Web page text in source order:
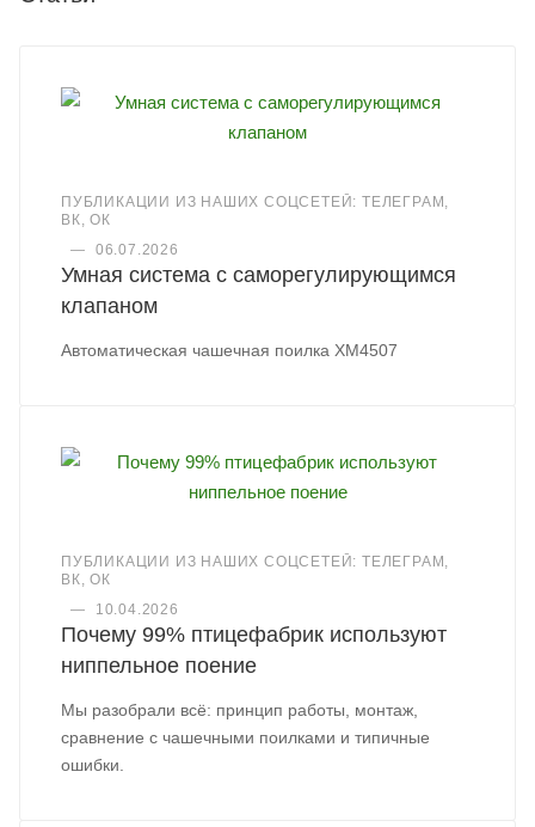
ПУБЛИКАЦИИ ИЗ НАШИХ СОЦСЕТЕЙ: ТЕЛЕГРАМ,
ВК, ОК
—
06.07.2026
Умная система с саморегулирующимся
клапаном
Автоматическая чашечная поилка XM4507
ПУБЛИКАЦИИ ИЗ НАШИХ СОЦСЕТЕЙ: ТЕЛЕГРАМ,
ВК, ОК
—
10.04.2026
Почему 99% птицефабрик используют
ниппельное поение
Мы разобрали всё: принцип работы, монтаж,
сравнение с чашечными поилками и типичные
ошибки.